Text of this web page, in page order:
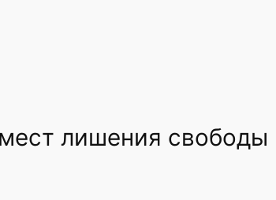
лишения свободы